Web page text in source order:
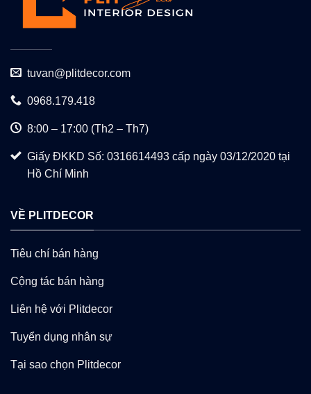
tuvan@plitdecor.com
0968.179.418
8:00 – 17:00 (Th2 – Th7)
Giấy ĐKKD Số: 0316614493 cấp ngày 03/12/2020 tại
Hồ Chí Minh
VỀ PLITDECOR
Tiêu chí bán hàng
Cộng tác bán hàng
Liên hệ với Plitdecor
Tuyển dụng nhân sự
Tại sao chọn Plitdecor